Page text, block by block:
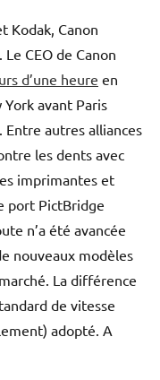
Kodak, Canon
CEO de Canon
d’une heure en
York avant Paris
autres alliances
les dents avec
imprimantes et
port PictBridge
n’a été avancée
nouveaux modèles
La différence
de vitesse
adopté. A